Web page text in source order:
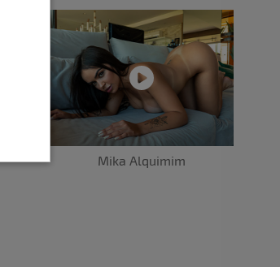
Mika Alquimim